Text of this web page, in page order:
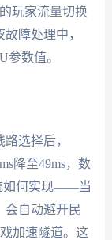
玩家流量切换
障处理中，
数值。
选择后，
降至49ms，数
如何实现——当
会自动避开民
加速隧道。这